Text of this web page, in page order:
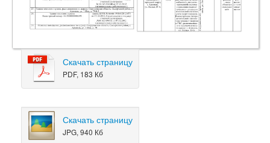
Скачать страницу
PDF, 183 Кб
Скачать страницу
JPG, 940 Кб